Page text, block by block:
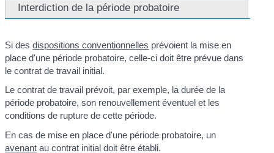
Interdiction de la période probatoire
Si desdispositions conventionnelles prévoient la mise en
place d'une période probatoire, celle-ci doit être prévue dans
le contrat de travail initial.
Le contrat de travail prévoit, par exemple, la durée de la
période probatoire, son renouvellement éventuel et les
conditions de rupture de cette période.
En cas de mise en place d'une période probatoire, un
avenant au contrat initial doit être établi.